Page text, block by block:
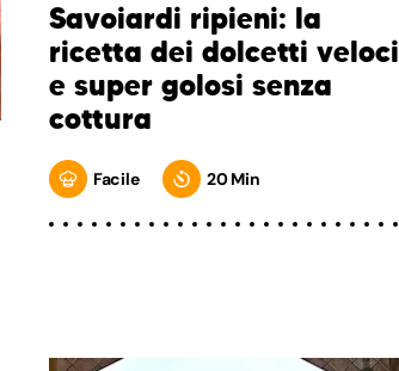
Savoiardi ripieni: la
ricetta dei dolcetti veloci
e super golosi senza
cottura
Facile 20 Min